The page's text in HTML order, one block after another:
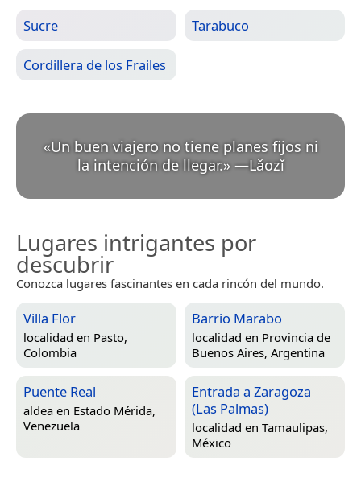
Sucre Tarabuco
Cordillera de los Frailes
«Un buen viajero no tiene planes fijos ni
la intención de llegar.» —Lǎozǐ
Lugares intrigantes por
descubrir
Conozca lugares fascinantes en cada rincón del mundo.
Villa Flor
localidad en Pasto,
Colombia
Barrio Marabo
localidad en Provincia de
Buenos Aires, Argentina
Puente Real
aldea en Estado Mérida,
Venezuela
Entrada a Zaragoza
(Las Palmas)
localidad en Tamaulipas,
México